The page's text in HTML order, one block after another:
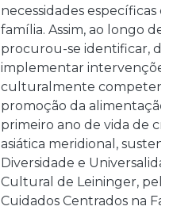
necessidades específicas
família. Assim, ao longo
procurou-se identificar,
implementar
culturalmente
promoção da alimentação
primeiro ano de vida de
asiática meridional,
Diversidade e
Cultural de Leininger, pela
Cuidados Centrados na